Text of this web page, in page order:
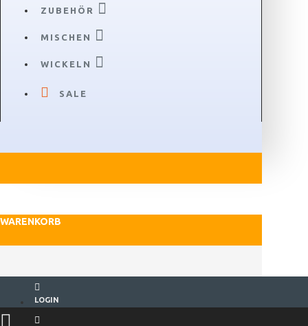
ZUBEHÖR
MISCHEN
WICKELN
SALE
WARENKORB
LOGIN